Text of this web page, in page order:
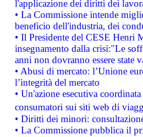
l'applicazione dei diritti dei
• La Commissione intende
beneficio dell'industria, dei
• Il Presidente del CESE Henri
insegnamento dalla crisi:"Le
anni non dovranno essere state
• Abusi di mercato: l’Unione
l’integrità del mercato
• Un'azione esecutiva
consumatori sui siti web di
• Diritti dei minori:
• La Commissione pubblica il